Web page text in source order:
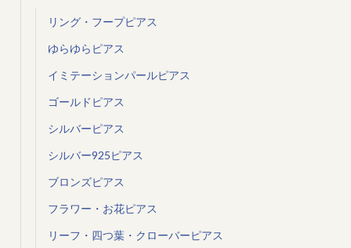
リング・フープピアス
ゆらゆらピアス
イミテーションパールピアス
ゴールドピアス
シルバーピアス
シルバー925ピアス
ブロンズピアス
フラワー・お花ピアス
リーフ・四つ葉・クローバーピアス